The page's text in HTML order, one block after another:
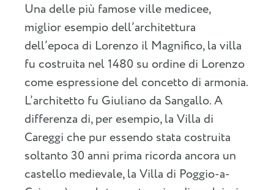
Una delle più famose ville medicee,
miglior esempio dell’architettura
dell’epoca di Lorenzo il Magnifico, la villa
fu costruita nel 1480 su ordine di Lorenzo
come espressione del concetto di armonia.
L’architetto fu Giuliano da Sangallo. A
differenza di, per esempio, la Villa di
Careggi che pur essendo stata costruita
soltanto 30 anni prima ricorda ancora un
castello medievale, la Villa di Poggio-a-